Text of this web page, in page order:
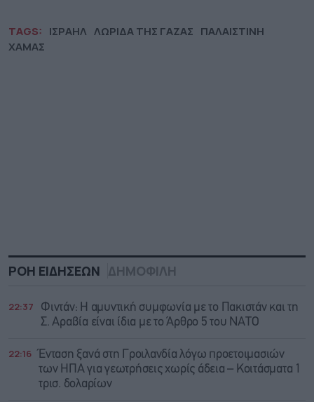
TAGS: ΙΣΡΑΗΛ ΛΩΡΙΔΑ ΤΗΣ ΓΑΖΑΣ ΠΑΛΑΙΣΤΙΝΗ
ΧΑΜΑΣ
ΡΟΗ ΕΙΔΗΣΕΩΝ ΔΗΜΟΦΙΛΗ
22:37
Φιντάν: Η αμυντική συμφωνία με το Πακιστάν και τη
Σ. Αραβία είναι ίδια με τo Άρθρο 5 του ΝΑΤΟ
22:16
Ένταση ξανά στη Γροιλανδία λόγω προετοιμασιών
των ΗΠΑ για γεωτρήσεις χωρίς άδεια – Κοιτάσματα 1
τρισ. δολαρίων